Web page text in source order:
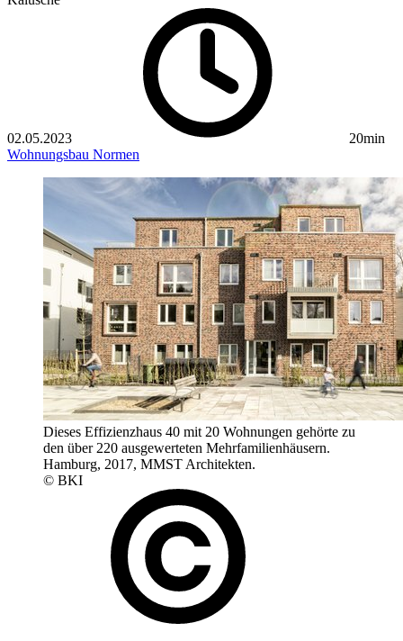
02.05.2023
20min
Wohnungsbau Normen
Dieses Effizienzhaus 40 mit 20 Wohnungen gehörte zu
den über 220 ausgewerteten Mehrfamilienhäusern.
Hamburg, 2017, MMST Architekten.
© BKI